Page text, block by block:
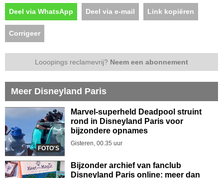
Deel via WhatsApp Deel via e-mail Link kopiëren
Corrigeer
Looopings reclamevrij? Neem een abonnement
Meer Disneyland Paris
FOTO'S
Marvel-superheld Deadpool struint
rond in Disneyland Paris voor
bijzondere opnames
Gisteren, 00.35 uur
Bijzonder archief van fanclub
Disneyland Paris online: meer dan